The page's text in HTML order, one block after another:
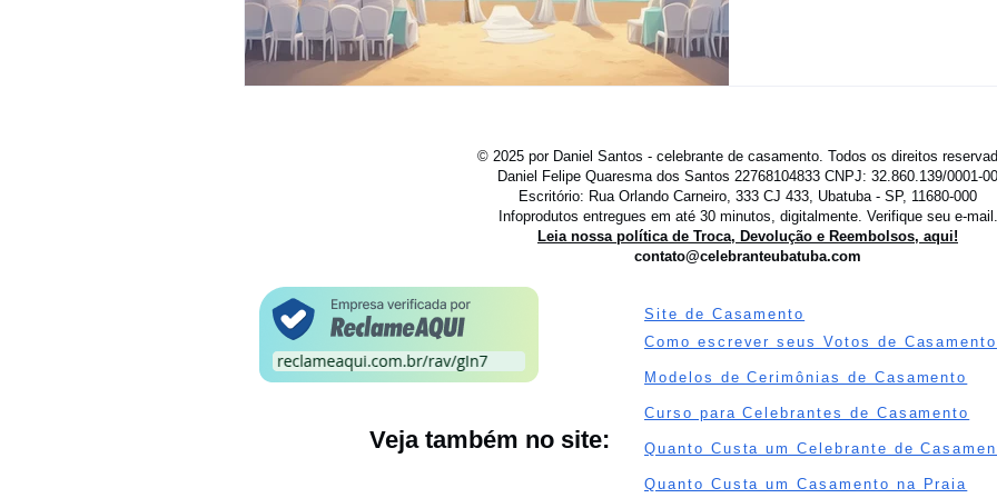
© 2025 por Daniel Santos - celebrante de casamento. Todos os direitos
Daniel Felipe Quaresma dos Santos 22768104833 CNPJ: 32.860.139/0001-00
Escritório: Rua Orlando Carneiro, 333 CJ 433, Ubatuba - SP, 11680-000
Infoprodutos entregues em até 30 minutos, digitalmente. Verifique seu e-mail.
Leia nossa política de Troca, Devolução e Reembolsos, aqui!
contato@celebranteubatuba.com
Veja também no site:
Site de Casamento
Como escrever seus Votos de Casamento
Modelos de Cerimônias de Casamento
Curso para Celebrantes de Casamento
Quanto Custa um Celebrante de
Quanto Custa um Casamento na Praia